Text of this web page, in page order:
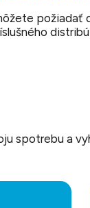
požiadať
spotrebu a